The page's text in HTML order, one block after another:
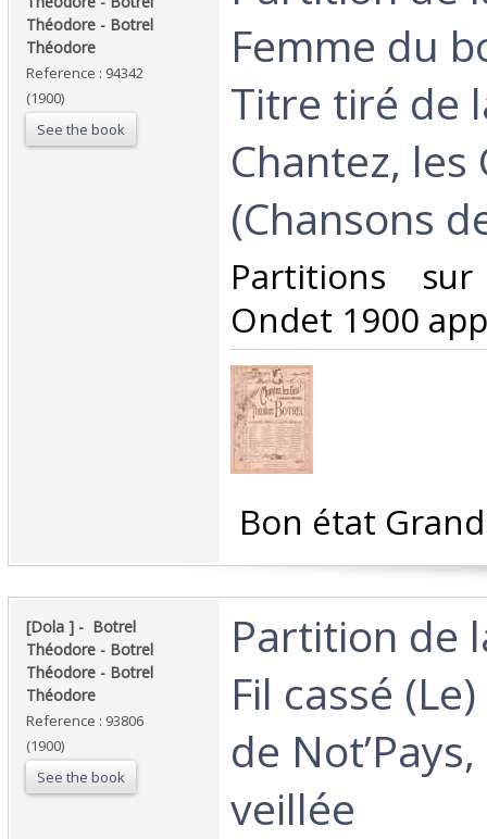
Théodore - Botrel
Théodore‎
Reference : 94342
(1900)
See the book
Femme du
Titre tiré de
Chantez, les
(Chansons
‎Partitions
Ondet 1900
Bon état
‎[Dola ] - ‎ ‎Botrel
Théodore - Botrel
Théodore - Botrel
Théodore‎
Reference : 93806
(1900)
See the book
‎Partition de
Fil cassé
de
veillée ‎